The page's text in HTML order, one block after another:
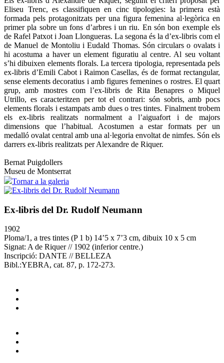
Eliseu Trenc, es classifiquen en cinc tipologies: la primera està
formada pels protagonitzats per una figura femenina al·legòrica en
primer pla sobre un fons d’arbres i un riu. En són bon exemple els
de Rafel Patxot i Joan Llongueras. La segona és la d’ex-libris com el
de Manuel de Montoliu i Eudald Thomas. Són circulars o ovalats i
hi acostuma a haver un element figuratiu al centre. Al seu voltant
s’hi dibuixen elements florals. La tercera tipologia, representada pels
ex-libris d’Emili Cabot i Raimon Casellas, és de format rectangular,
sense elements decoratius i amb figures femenines o rostres. El quart
grup, amb mostres com l’ex-libris de Rita Benapres o Miquel
Utrillo, es caracteritzen per tot el contrari: són sobris, amb pocs
elements florals i estampats amb dues o tres tintes. Finalment trobem
els ex-libris realitzats normalment a l’aiguafort i de majors
dimensions que l’habitual. Acostumen a estar formats per un
medalló ovalat central amb una al·legoria envoltat de nimfes. Són els
darrers ex-libris realitzats per Alexandre de Riquer.
Bernat Puigdollers
Museu de Montserrat
Tornar a la galeria
Ex-libris del Dr. Rudolf Neumann
1902
Ploma/1, a tres tintes (P 1 b) 14’5 x 7’3 cm, dibuix 10 x 5 cm
Signat: A de Riquer // 1902 (inferior centre.)
Inscripció: DANTE // BELLEZA
Bibl.:YEBRA, cat. 87, p. 172-273.